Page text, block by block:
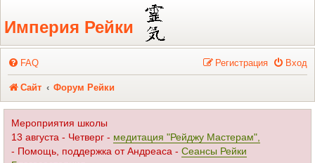
Регистрация
Империя Рейки
FAQ Вход
Регистрация
Сайт Форум Рейки
Мероприятия школы
13 августа - Четверг - медитация "Рейджу Мастерам",
- Помощь, поддержка от Андреаса - Сеансы Рейки